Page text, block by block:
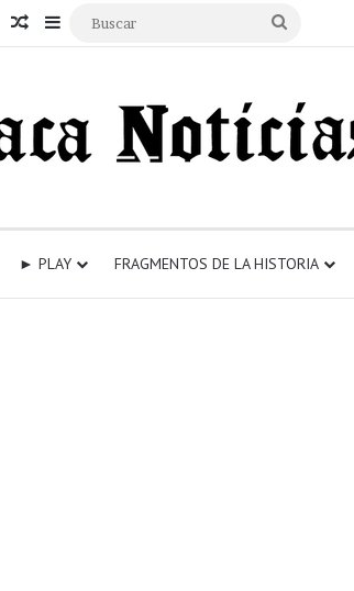
Articulo aleatorio
Sidebar
► PLAY FRAGMENTOS DE LA HISTORIA